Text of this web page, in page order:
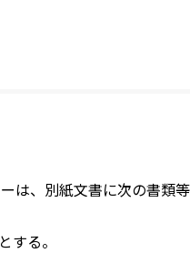
は、別紙文書に次の書類
する。